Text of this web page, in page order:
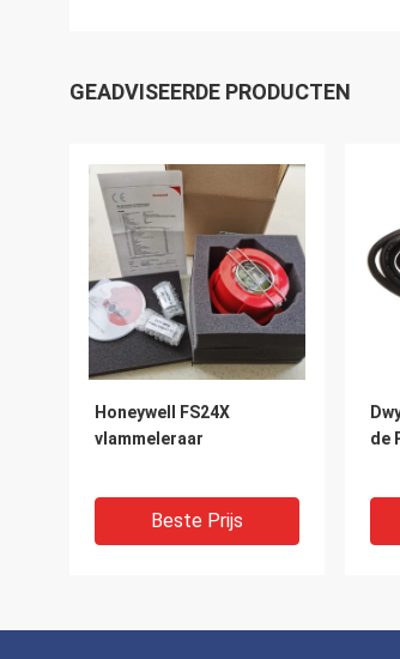
GEADVISEERDE PRODUCTEN
Honeywell FS24X
vlammeleraar
Beste Prijs
de